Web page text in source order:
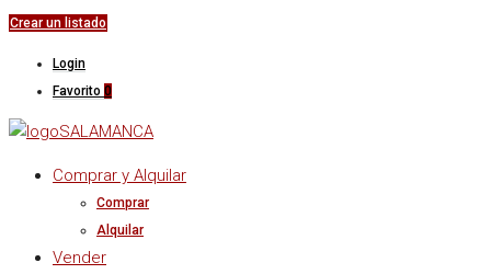
Crear un listado
Login
Favorito 0
Comprar y Alquilar
Comprar
Alquilar
Vender